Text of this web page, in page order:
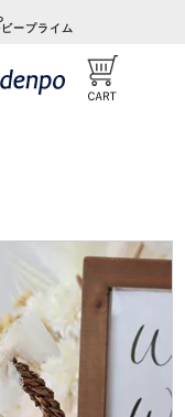
ープライム